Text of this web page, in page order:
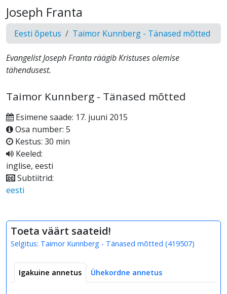
Joseph Franta
Eesti õpetus Taimor Kunnberg - Tänased mõtted
Evangelist Joseph Franta räägib Kristuses olemise
tähendusest.
Taimor Kunnberg - Tänased mõtted
Esimene saade: 17. juuni 2015
Osa number: 5
Kestus: 30 min
Keeled:
inglise, eesti
Subtiitrid:
eesti
Toeta väärt saateid!
Selgitus: Taimor Kunnberg - Tänased mõtted (419507)
Igakuine annetus Ühekordne annetus